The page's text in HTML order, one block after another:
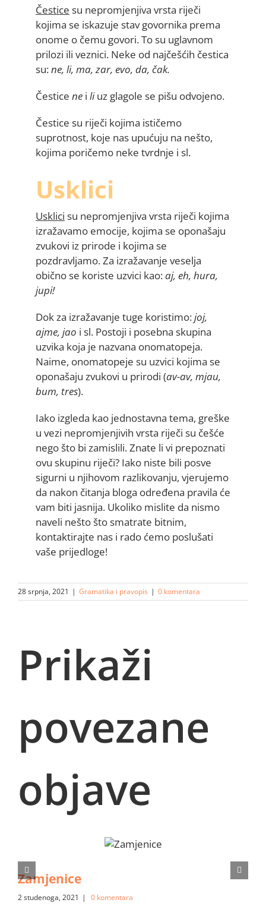
Čestice su nepromjenjiva vrsta riječi
kojima se iskazuje stav govornika prema
onome o čemu govori. To su uglavnom
prilozi ili veznici. Neke od najčešćih čestica
su:ne, li, ma, zar, evo, da, čak.
Čestice ne i liuz glagole se pišu odvojeno.
Čestice su riječi kojima ističemo
suprotnost, koje nas upućuju na nešto,
kojima poričemo neke tvrdnje i sl.
Usklici
Usklici su nepromjenjiva vrsta riječi kojima
izražavamo emocije, kojima se oponašaju
zvukovi iz prirode i kojima se
pozdravljamo. Za izražavanje veselja
obično se koriste uzvici kao:aj, eh, hura,
jupi!
Dok za izražavanje tuge koristimo:joj,
ajme, jao i sl. Postoji i posebna skupina
uzvika koja je nazvana onomatopeja.
Naime, onomatopeje su uzvici kojima se
oponašaju zvukovi u prirodi (av-av, mjau,
bum, tres).
Iako izgleda kao jednostavna tema, greške
u vezi nepromjenjivih vrsta riječi su češće
nego što bi zamislili. Znate li vi prepoznati
ovu skupinu riječi? Iako niste bili posve
sigurni u njihovom razlikovanju, vjerujemo
da nakon čitanja bloga određena pravila će
vam biti jasnija. Ukoliko mislite da nismo
naveli nešto što smatrate bitnim,
kontaktirajte nas i rado ćemo poslušati
vaše prijedloge!
28 srpnja, 2021 | Gramatika i pravopis | 0 komentara
Prikaži
povezane
objave
Zamjenice
2 studenoga, 2021 | 0 komentara